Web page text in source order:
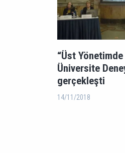
“Üst Yönetimde
Üniversite
gerçekleşti
14/11/2018